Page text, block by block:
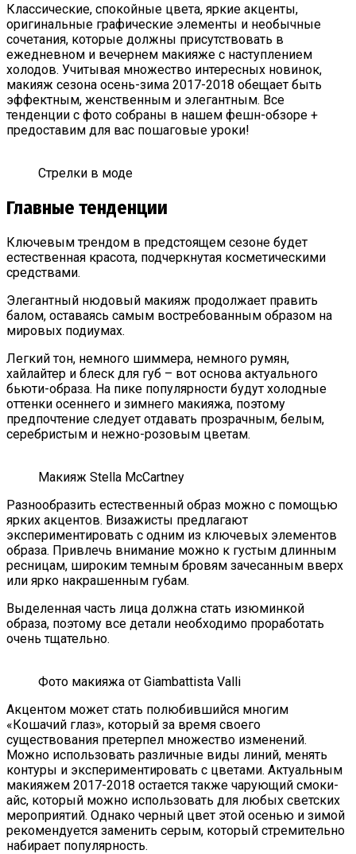
Классические, спокойные цвета, яркие акценты,
оригинальные графические элементы и необычные
сочетания, которые должны присутствовать в
ежедневном и вечернем макияже с наступлением
холодов. Учитывая множество интересных новинок,
макияж сезона осень-зима 2017-2018 обещает быть
эффектным, женственным и элегантным. Все
тенденции с фото собраны в нашем фешн-обзоре +
предоставим для вас пошаговые уроки!
Стрелки в моде
Главные тенденции
Ключевым трендом в предстоящем сезоне будет
естественная красота, подчеркнутая косметическими
средствами.
Элегантный нюдовый макияж продолжает править
балом, оставаясь самым востребованным образом на
мировых подиумах.
Легкий тон, немного шиммера, немного румян,
хайлайтер и блеск для губ – вот основа актуального
бьюти-образа. На пике популярности будут холодные
оттенки осеннего и зимнего макияжа, поэтому
предпочтение следует отдавать прозрачным, белым,
серебристым и нежно-розовым цветам.
Макияж Stella McCartney
Разнообразить естественный образ можно с помощью
ярких акцентов. Визажисты предлагают
экспериментировать с одним из ключевых элементов
образа. Привлечь внимание можно к густым длинным
ресницам, широким темным бровям зачесанным вверх
или ярко накрашенным губам.
Выделенная часть лица должна стать изюминкой
образа, поэтому все детали необходимо проработать
очень тщательно.
Фото макияжа от Giambattista Valli
Акцентом может стать полюбившийся многим
«Кошачий глаз», который за время своего
существования претерпел множество изменений.
Можно использовать различные виды линий, менять
контуры и экспериментировать с цветами. Актуальным
макияжем 2017-2018 остается также чарующий смоки-
айс, который можно использовать для любых светских
мероприятий. Однако черный цвет этой осенью и зимой
рекомендуется заменить серым, который стремительно
набирает популярность.